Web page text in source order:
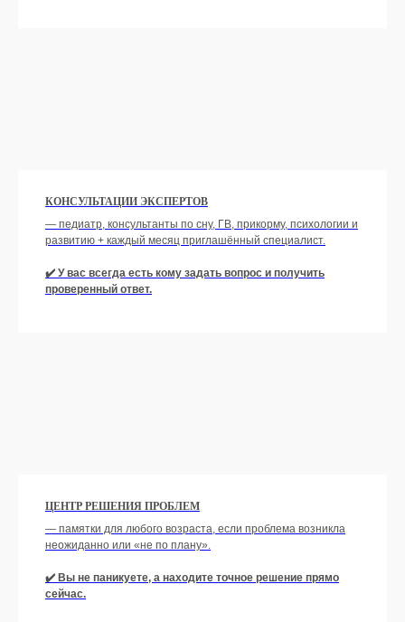
КОНСУЛЬТАЦИИ ЭКСПЕРТОВ
— педиатр, консультанты по сну, ГВ, прикорму, психологии и
развитию + каждый месяц приглашённый специалист.
✔️ У вас всегда есть кому задать вопрос и получить
проверенный ответ.
ЦЕНТР РЕШЕНИЯ ПРОБЛЕМ
— памятки для любого возраста, если проблема возникла
неожиданно или «не по плану».
✔️ Вы не паникуете, а находите точное решение прямо
сейчас.
КУРСЫ КАЖДЫЙ МЕСЯЦ